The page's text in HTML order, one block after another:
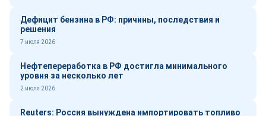
Дефицит бензина в РФ: причины, последствия и
решения
7 июля 2026
Нефтепереработка в РФ достигла минимального
уровня за несколько лет
2 июля 2026
Reuters: Россия вынуждена импортировать топливо